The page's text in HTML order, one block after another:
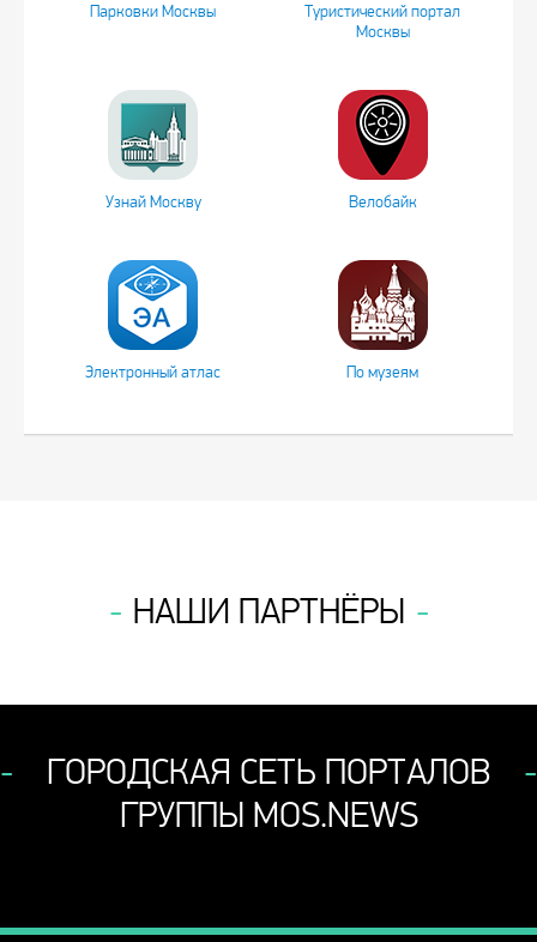
Парковки Москвы
Туристический портал
Москвы
Узнай Москву Велобайк
Электронный атлас По музеям
НАШИ ПАРТНЁРЫ
ГОРОДСКАЯ СЕТЬ ПОРТАЛОВ
ГРУППЫ MOS.NEWS